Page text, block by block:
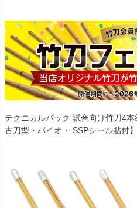
テクニカルパック 試合向け竹刀4
古刀型・バイオ・ SSPシール貼付】